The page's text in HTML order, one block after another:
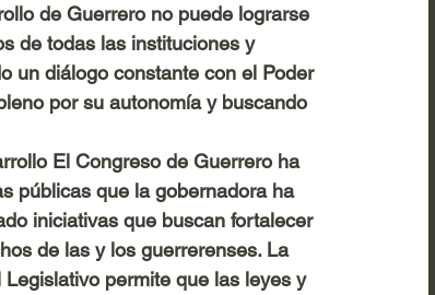
de Guerrero no puede lograrse
de todas las instituciones y
un diálogo constante con el Poder
por su autonomía y buscando
El Congreso de Guerrero ha
públicas que la gobernadora ha
iniciativas que buscan fortalecer
de las y los guerrerenses. La
permite que las leyes y